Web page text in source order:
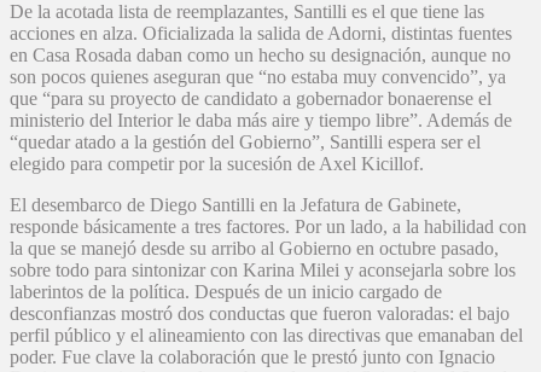
De la acotada lista de reemplazantes, Santilli es el que tiene las
acciones en alza. Oficializada la salida de Adorni, distintas fuentes
en Casa Rosada daban como un hecho su designación, aunque no
son pocos quienes aseguran que “no estaba muy convencido”, ya
que “para su proyecto de candidato a gobernador bonaerense el
ministerio del Interior le daba más aire y tiempo libre”. Además de
“quedar atado a la gestión del Gobierno”, Santilli espera ser el
elegido para competir por la sucesión de Axel Kicillof.
El desembarco de Diego Santilli en la Jefatura de Gabinete,
responde básicamente a tres factores. Por un lado, a la habilidad con
la que se manejó desde su arribo al Gobierno en octubre pasado,
sobre todo para sintonizar con Karina Milei y aconsejarla sobre los
laberintos de la política. Después de un inicio cargado de
desconfianzas mostró dos conductas que fueron valoradas: el bajo
perfil público y el alineamiento con las directivas que emanaban del
poder. Fue clave la colaboración que le prestó junto con Ignacio